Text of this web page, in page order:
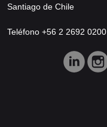
Santiago de Chile
Teléfono +56 2 2692 0200